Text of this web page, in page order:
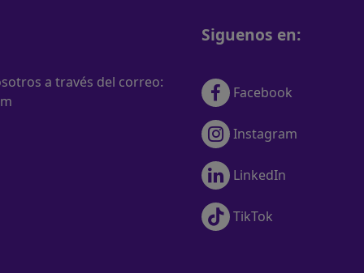
a través del correo:
Siguenos en:
Facebook
Instagram
LinkedIn
TikTok